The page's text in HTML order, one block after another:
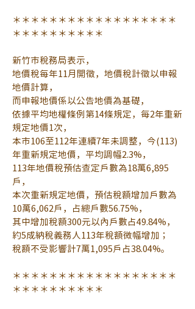
＊＊＊＊＊＊＊＊＊＊＊＊＊＊＊＊＊＊
＊＊＊＊＊＊＊＊＊＊
新竹市稅務局表示，
地價稅每年11月開徵，地價稅計徵以申報
地價計算，
而申報地價係以公告地價為基礎，
依據平均地權條例第14條規定，每2年重新
規定地價1次，
本市106至112年連續7年未調整，今(113)
年重新規定地價，平均調幅2.3%，
113年地價稅預估查定戶數為18萬6,895
戶，
本次重新規定地價，預估稅額增加戶數為
10萬6,062戶，占總戶數56.75%，
其中增加稅額300元以內戶數占49.84%，
約5成納稅義務人113年稅額微幅增加；
稅額不受影響計7萬1,095戶占38.04%。
＊＊＊＊＊＊＊＊＊＊＊＊＊＊＊＊＊＊
＊＊＊＊＊＊＊＊＊＊